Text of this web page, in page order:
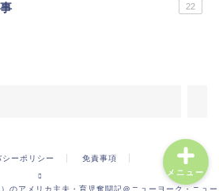
22
シーポリシー 免責事項
アメリカ主夫・育児奮闘記＠ニューヨーク・ニュー
メニュー
ホーム